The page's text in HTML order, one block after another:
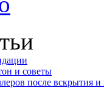
и советы
после вскрытия и